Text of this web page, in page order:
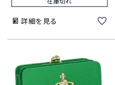
詳細を見る